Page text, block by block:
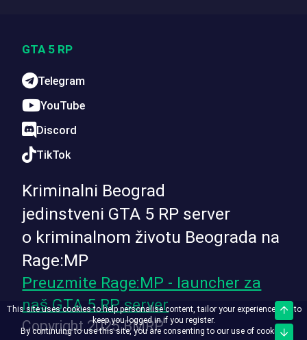
Kriminalni Beograd
jedinstveni GTA 5 RP server
o kriminalnom životu Beograda na
Rage:MP
Preuzmite Rage:MP - launcher za
naš GTA 5 RP server
Copyright 2025 BMRP
GTA 5 RP
Telegram
YouTube
Discord
TikTok
This site uses cookies to help personalise content, tailor your experience and to
keep you logged in if you register.
By continuing to use this site, you are consenting to our use of cookies.
Top